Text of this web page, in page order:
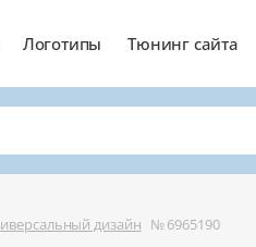
Логотипы Тюнинг сайта
дизайн № 6965190